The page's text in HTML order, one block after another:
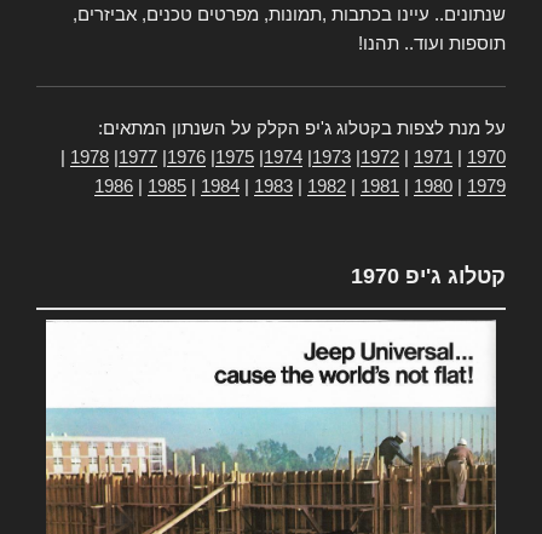
שנתונים.. עיינו בכתבות ,תמונות, מפרטים טכנים, אביזרים,
תוספות ועוד.. תהנו!
על מנת לצפות בקטלוג ג'יפ הקלק על השנתון המתאים:
1970
1971
1972
1973
1974
1975
1976
1977
1978
1979
1980
1981
1982
1983
1984
1985
1986
קטלוג ג'יפ 1970